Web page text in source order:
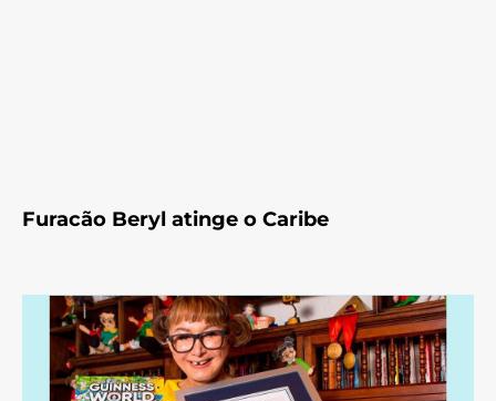
Furacão Beryl atinge o Caribe